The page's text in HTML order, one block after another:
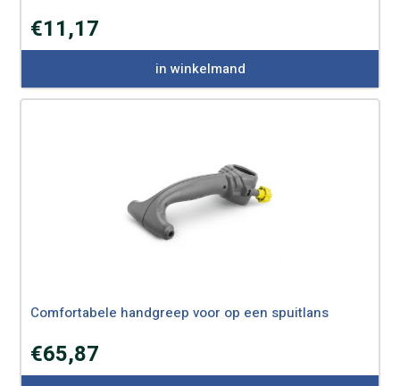
€11,17
in winkelmand
Comfortabele handgreep voor op een spuitlans
€65,87